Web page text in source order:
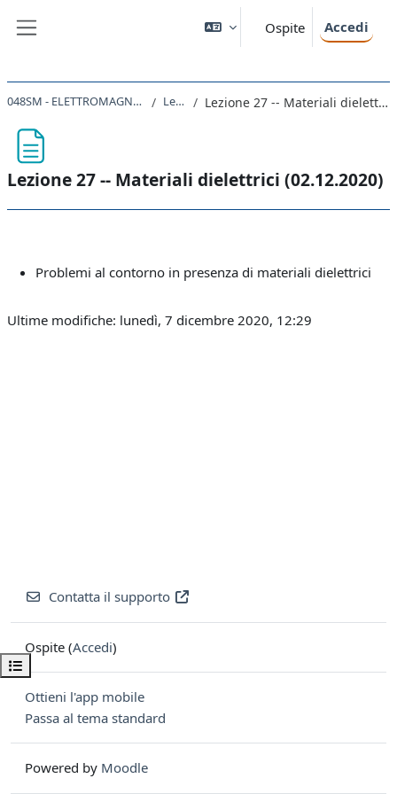
Ospite Accedi
Apri indice del corso
048SM - ELETTROMAGNETISMO 2020 Lezioni Lezione 27 -- Materiali dielettrici (02.12.2020)
Lezione 27 -- Materiali dielettrici (02.12.2020)
Problemi al contorno in presenza di materiali dielettrici
Ultime modifiche: lunedì, 7 dicembre 2020, 12:29
Contatta il supporto
Ospite (Accedi)
Ottieni l'app mobile
Passa al tema standard
Powered by Moodle